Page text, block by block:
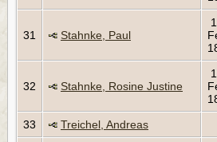
31 Stahnke, Paul
32 Stahnke, Rosine Justine
33 Treichel, Andreas